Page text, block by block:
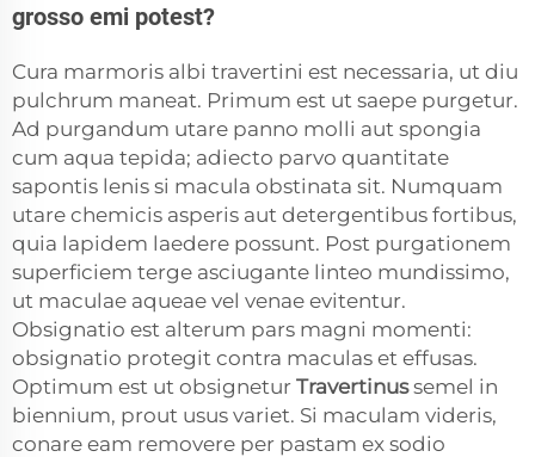
grosso emi potest?
Cura marmoris albi travertini est necessaria, ut diu
pulchrum maneat. Primum est ut saepe purgetur.
Ad purgandum utare panno molli aut spongia
cum aqua tepida; adiecto parvo quantitate
sapontis lenis si macula obstinata sit. Numquam
utare chemicis asperis aut detergentibus fortibus,
quia lapidem laedere possunt. Post purgationem
superficiem terge asciugante linteo mundissimo,
ut maculae aqueae vel venae evitentur.
Obsignatio est alterum pars magni momenti:
obsignatio protegit contra maculas et effusas.
Optimum est ut obsignetur Travertinussemel in
biennium, prout usus variet. Si maculam videris,
conare eam removere per pastam ex sodio